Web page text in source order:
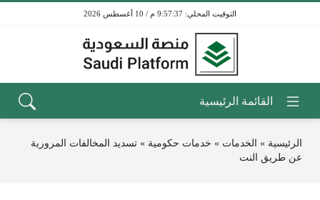
9:57:37 م / 10 أغسطس 2026
الرئيسية » الخدمات » خدمات حكومية » تسديد المخالفات المرورية
عن طريق النت